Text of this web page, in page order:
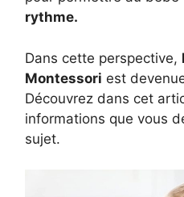
rythme.
Dans cette perspective,
Montessori est
Découvrez dans cet
informations que vous
sujet.